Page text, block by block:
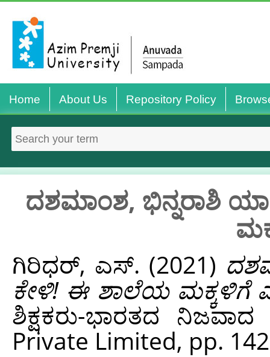
Home About Us Repository Policy
ದಶಮಾಂಶ, ಭಿನ್ನರಾಶಿ
ಗಿರಿಧರ್, ಎಸ್. (2021)
ಕೇಳಿ! ಈ ಶಾಲೆಯ ಮಕ್ಕಳಿಗೆ
ಶಿಕ್ಷಕರು-ಭಾರತದ
Private Limited, pp.